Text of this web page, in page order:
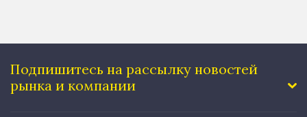
Подпишитесь на рассылку новостей
рынка и компании